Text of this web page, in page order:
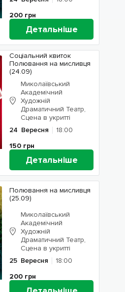
200 грн
Детальніше
Соціальний квиток
Полювання на мисливця
(24.09)
Миколаївський
Академічний
Художній
Драматичний Театр,
Сцена в укритті
24 Вересня
18:00
150 грн
Детальніше
Полювання на мисливця
(25.09)
Миколаївський
Академічний
Художній
Драматичний Театр,
Сцена в укритті
25 Вересня
18:00
200 грн